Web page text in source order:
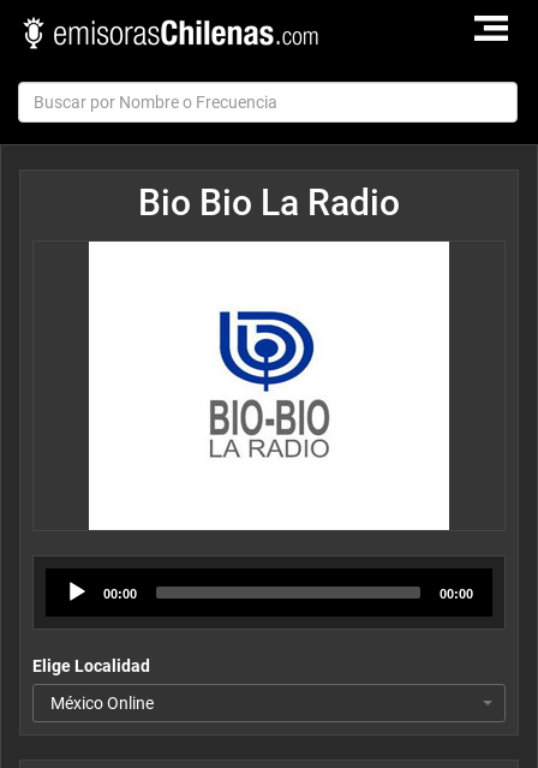
TOGGLE
Bio Bio La Radio
Player
00:00 00:00
Elige Localidad
México Online